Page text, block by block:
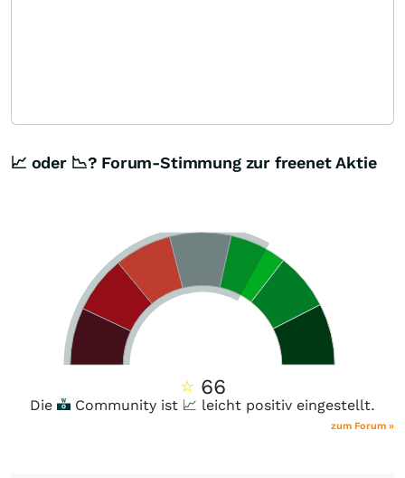
📈 oder 📉? Forum-Stimmung zur freenet Aktie
⭐ 66
Die Community ist 📈 leicht positiv eingestellt.
zum Forum »